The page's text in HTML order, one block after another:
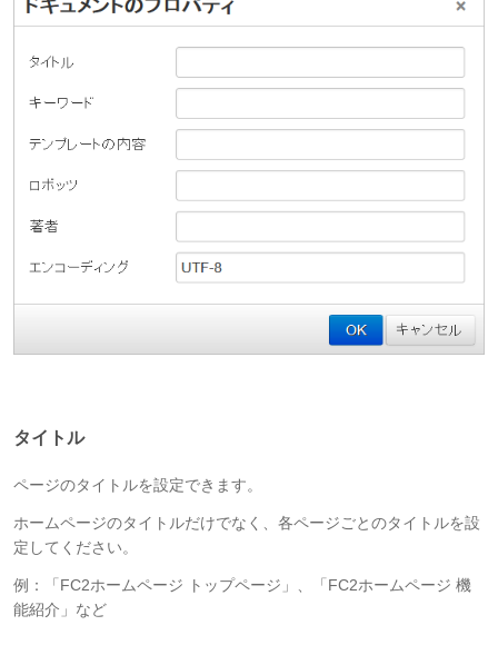
タイトル
ページのタイトルを設定できます。
ホームページのタイトルだけでなく、各ページごとのタイトルを設
定してください。
例：「FC2ホームページ トップページ」、「FC2ホームページ 機
能紹介」など